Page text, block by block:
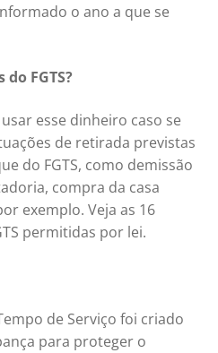
o ano a que se
FGTS?
esse dinheiro caso se
de retirada previstas
do FGTS, como demissão
compra da casa
exemplo. Veja as 16
permitidas por lei.
de Serviço foi criado
para proteger o